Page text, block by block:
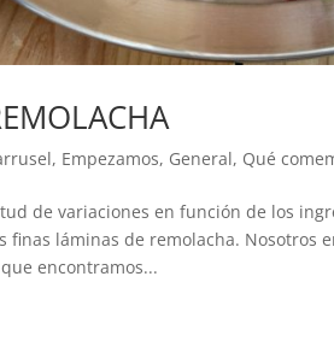
, Empezamos, General, Qué
de variaciones en función de los
finas láminas de remolacha. Nosotros
encontramos...